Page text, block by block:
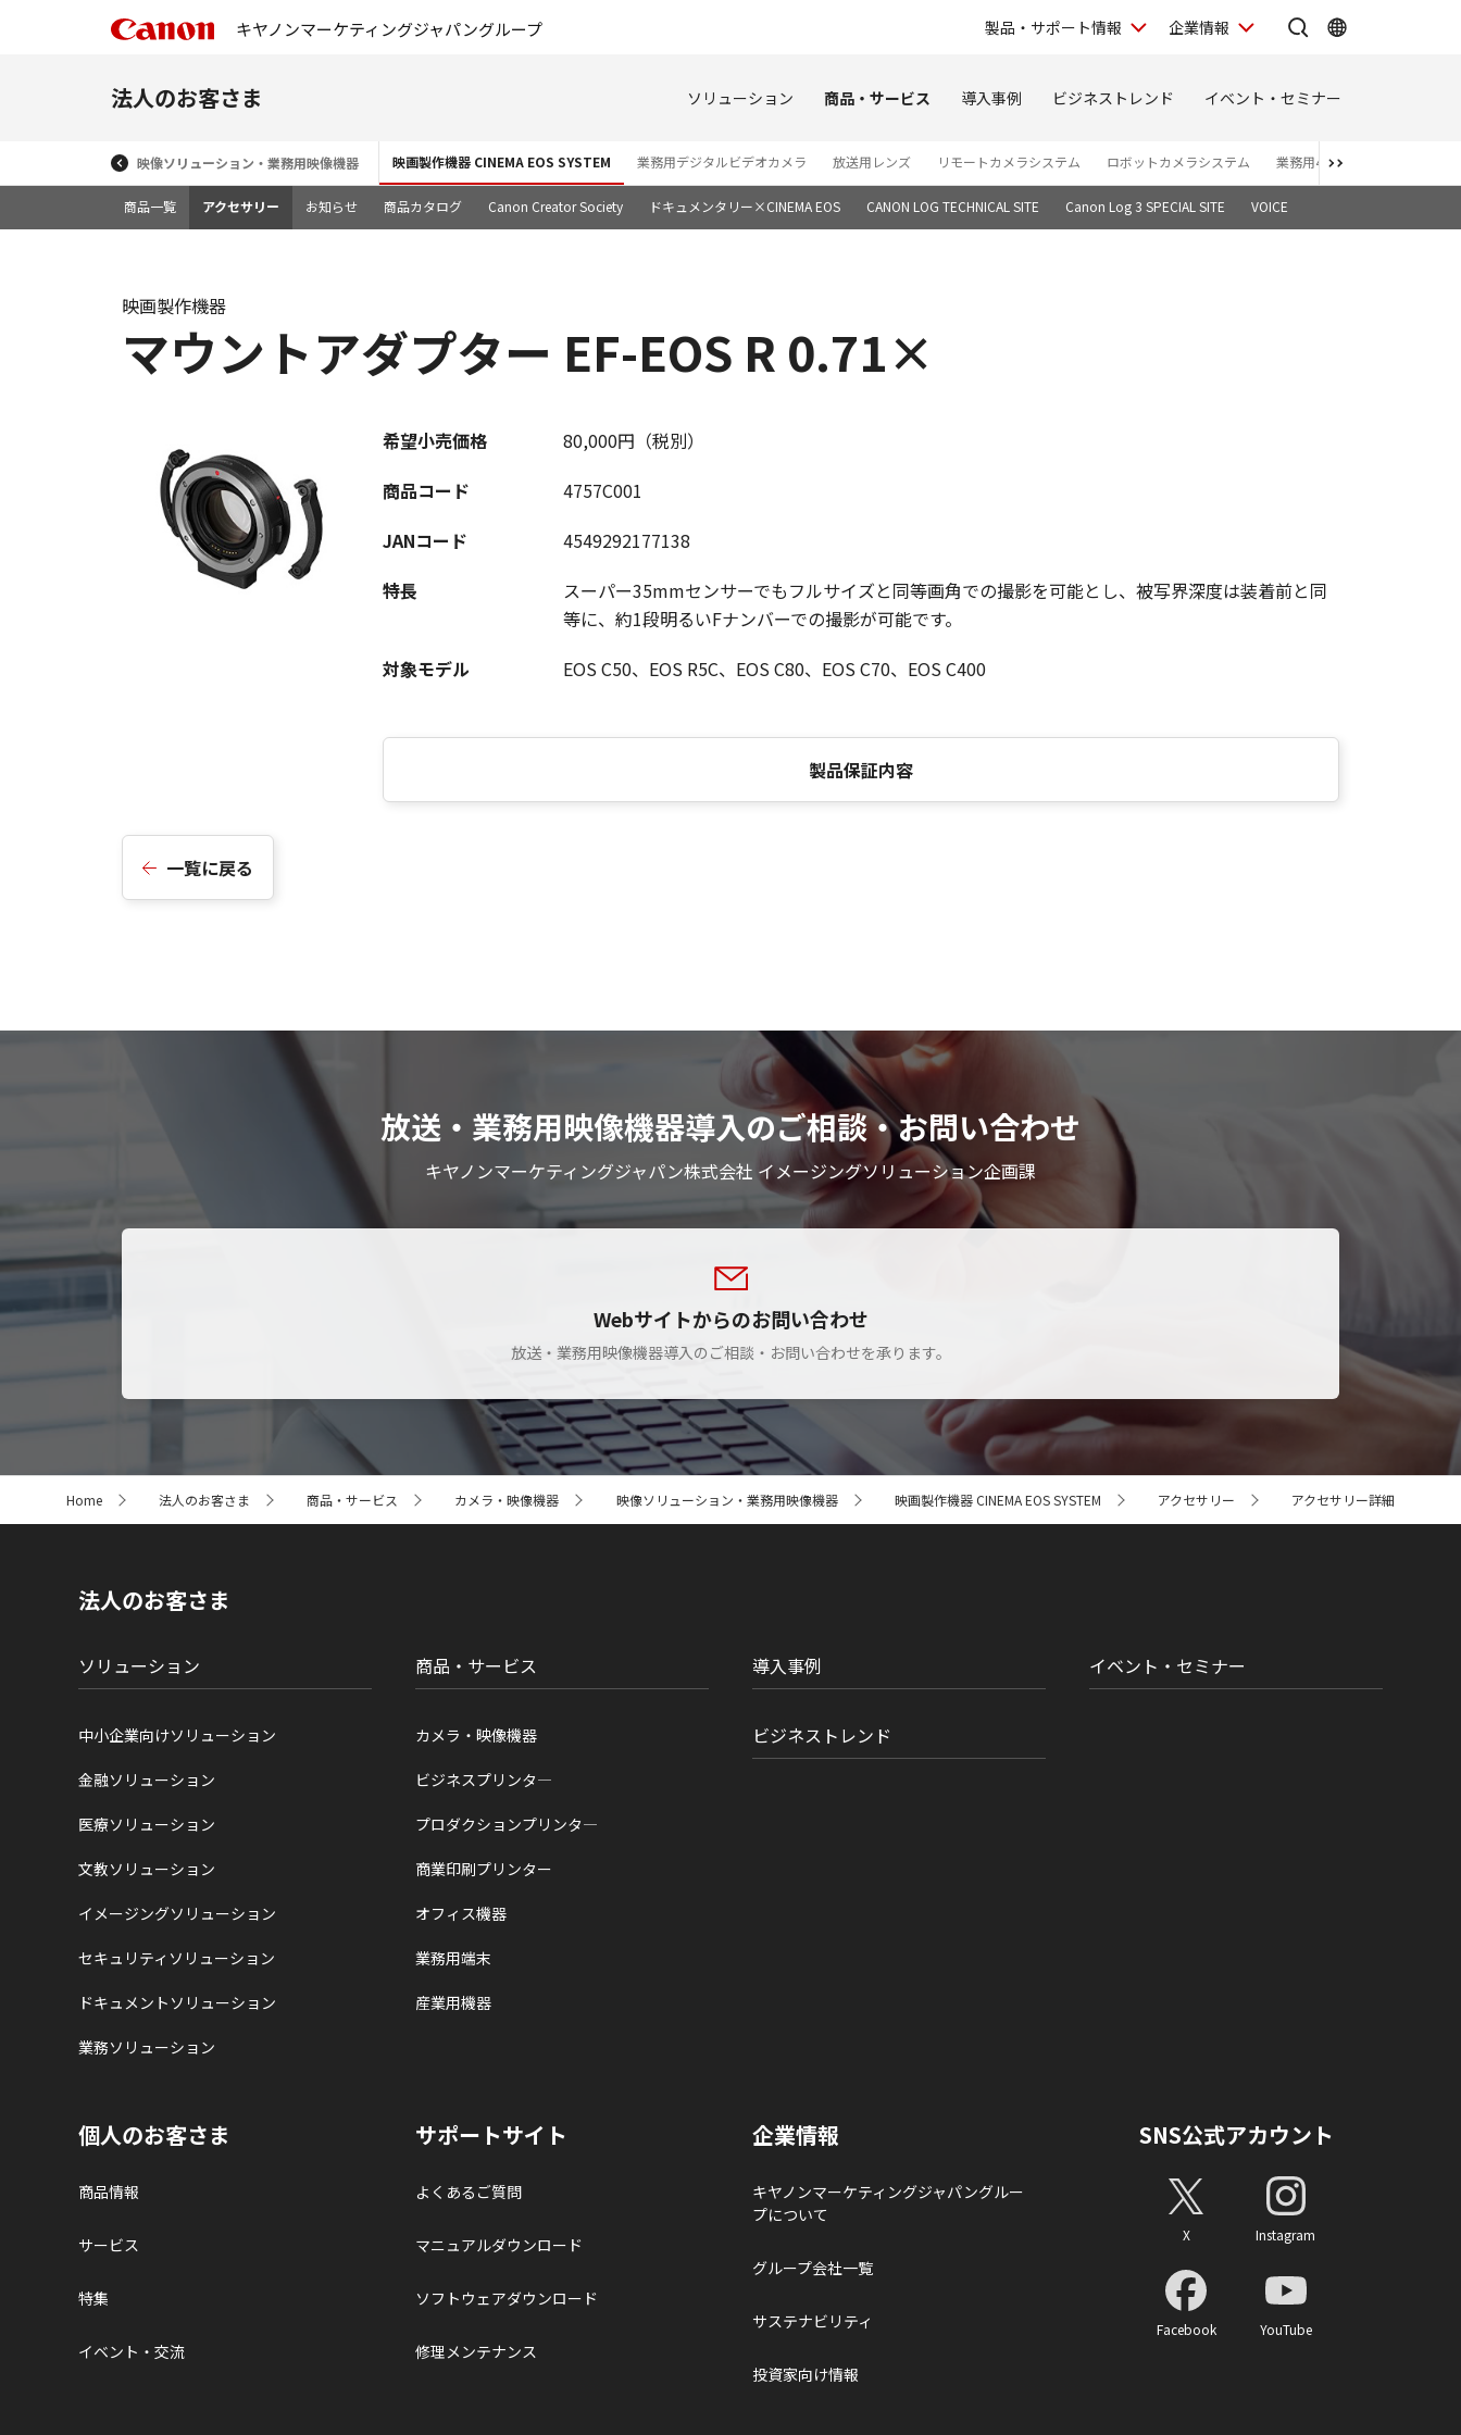
キヤノンマーケティングジャパングループ 製品・サポート情報 企業情報
法人のお客さま ソリューション 商品・サービス 導入事例 ビジネストレンド イベント・セミナー
映像ソリューション・業務用映像機器 映画製作機器 CINEMA EOS SYSTEM 業務用デジタルビデオカメラ 放送用レンズ リモートカメラシステム ロボットカメラシステム 業務用4Kディスプレイ
商品一覧 アクセサリー お知らせ 商品カタログ Canon Creator Society ドキュメンタリー×CINEMA EOS CANON LOG TECHNICAL SITE Canon Log 3 SPECIAL SITE VOICE
マウントアダプター EF-EOS R 0.71×
映画製作機器
希望小売価格
80,000円（税別）
商品コード
4757C001
JANコード
4549292177138
特長
スーパー35mmセンサーでもフルサイズと同等画角での撮影を可能とし、被写界深度は装着前と同
等に、約1段明るいFナンバーでの撮影が可能です。
対象モデル
EOS C50、EOS R5C、EOS C80、EOS C70、EOS C400
製品保証内容
一覧に戻る
放送・業務用映像機器導入のご相談・お問い合わせ
キヤノンマーケティングジャパン株式会社 イメージングソリューション企画課
Webサイトからのお問い合わせ
放送・業務用映像機器導入のご相談・お問い合わせを承ります。
ト
Home 法人のお客さま 商品・サービス カメラ・映像機器 映像ソリューション・業務用映像機器 映画製作機器 CINEMA EOS SYSTEM アクセサリー アクセサリー詳細
法人のお客さま
ソリューション
中小企業向けソリューション
金融ソリューション
医療ソリューション
文教ソリューション
イメージングソリューション
セキュリティソリューション
ドキュメントソリューション
業務ソリューション
商品・サービス
カメラ・映像機器
ビジネスプリンタ―
プロダクションプリンタ―
商業印刷プリンター
オフィス機器
業務用端末
産業用機器
導入事例
ビジネストレンド
イベント・セミナー
個人のお客さま
商品情報
サービス
特集
イベント・交流
サポートサイト
よくあるご質問
マニュアルダウンロード
ソフトウェアダウンロード
修理メンテナンス
企業情報
キヤノンマーケティングジャパングルー
プについて
グループ会社一覧
サステナビリティ
投資家向け情報
SNS公式アカウント
X Instagram
Facebook YouTube